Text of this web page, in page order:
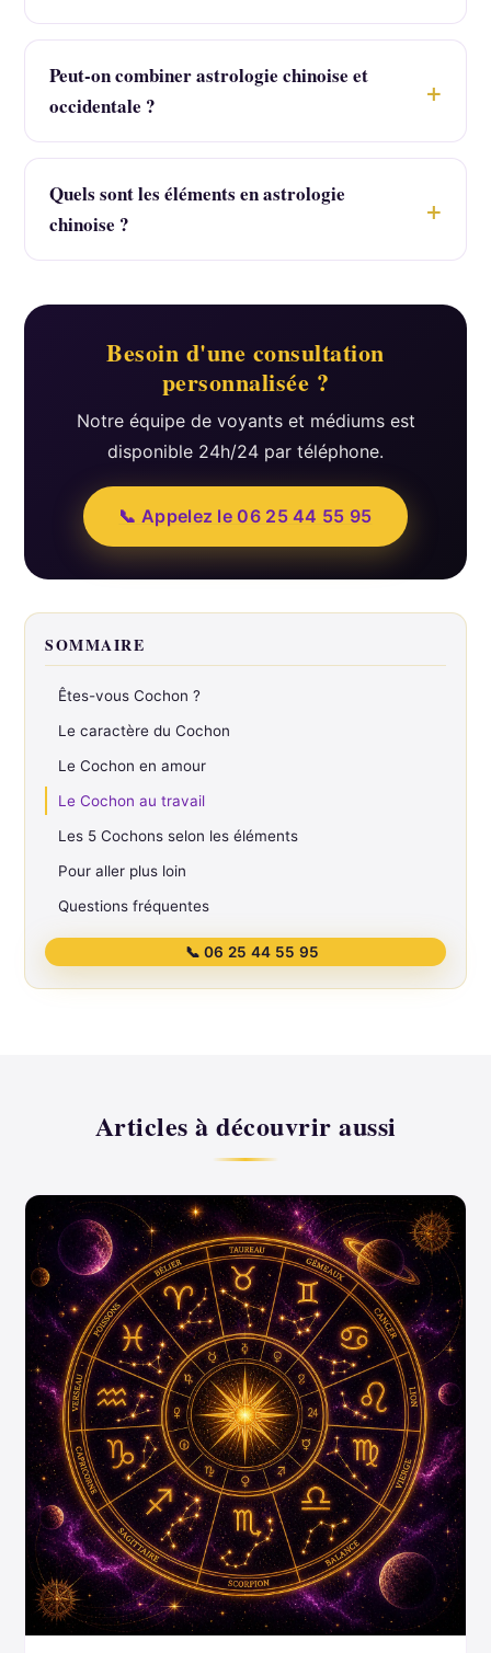
SOMMAIRE
Êtes-vous Cochon ?
Le caractère du Cochon
Le Cochon en amour
Le Cochon au travail
Les 5 Cochons selon les éléments
Pour aller plus loin
Questions fréquentes
📞 06 25 44 55 95
Peut-on combiner astrologie chinoise et
occidentale ?
Quels sont les éléments en astrologie
chinoise ?
Besoin d'une consultation
personnalisée ?
Notre équipe de voyants et médiums est
disponible 24h/24 par téléphone.
📞 Appelez le 06 25 44 55 95
Articles à découvrir aussi